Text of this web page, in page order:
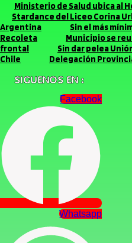
Ministerio de Salud ubica al
Stardance del Liceo Corina
Argentina
Sin el más
Recoleta
Municipio se
frontal
Sin dar pelea
Chile
Delegación
SIGUENOS EN :
Facebook
Whatsapp